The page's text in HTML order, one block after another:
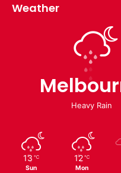
Weather
Heavy Rain
13 ℃
Sun
12 ℃
Mon